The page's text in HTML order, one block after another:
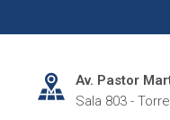
Av. Pastor
Sala 803 -